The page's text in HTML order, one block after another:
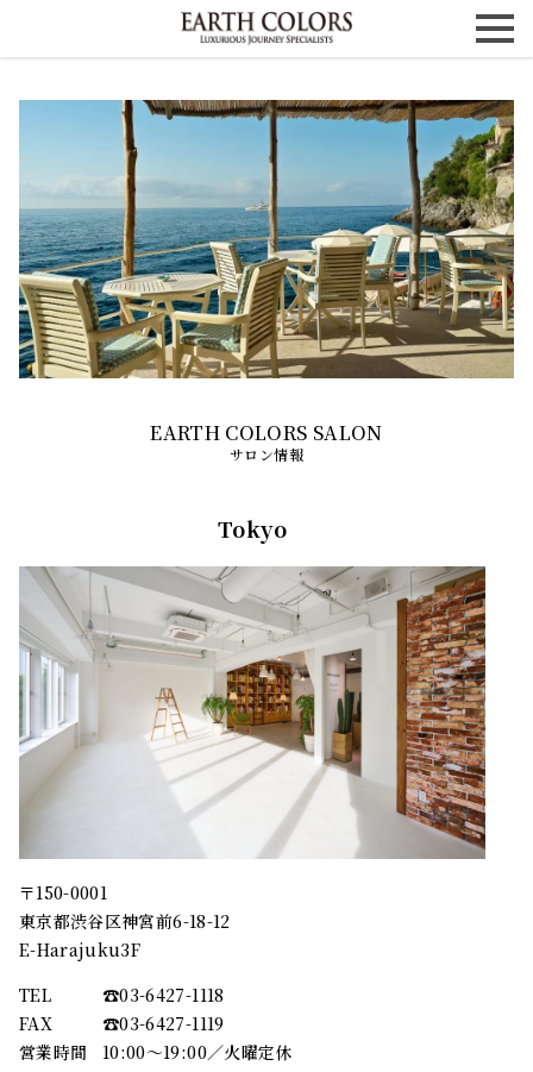
サロン情報
Tokyo
〒150-0001
東京都渋谷区神宮前6-18-12
E-Harajuku3F
TEL
☎︎03-6427-1118
FAX
☎︎03-6427-1119
営業時間
10:00～19:00／火曜定休